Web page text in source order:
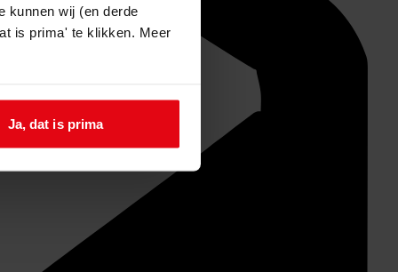
kunnen wij (en derde
is prima' te klikken. Meer
Ja, dat is prima